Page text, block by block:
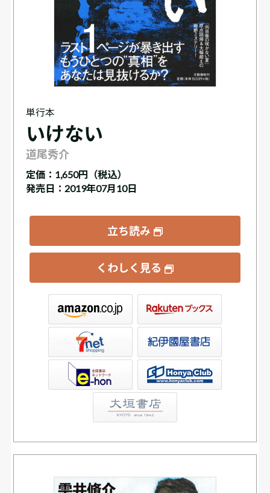
単行本
いけない
道尾秀介
定価： 1,650円（税込）
発売日：2019年07月10日
立ち読み
くわしく見る
書店ウェブストア